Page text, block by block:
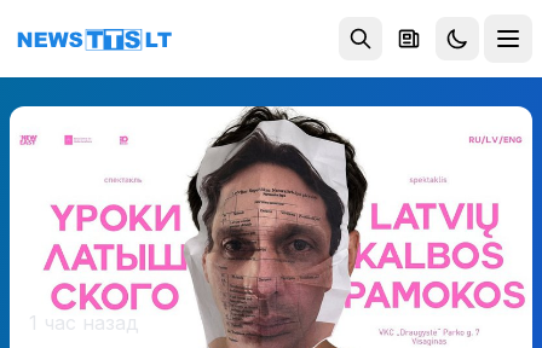
Перейти к содержимому
1 час назад